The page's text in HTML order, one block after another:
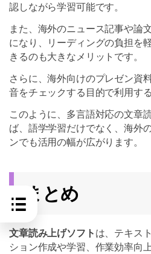
認しながら学習可能です。
また、海外のニュース記事や論
になり、リーディングの負担を
きるのも大きなメリットです。
さらに、海外向けのプレゼン資
音をチェックする目的で利用す
このように、多言語対応の文章
ば、語学学習だけでなく、海外
ンでも活用の幅が広がります。
まとめ
文章読み上げソフト は、テキス
ション作成や学習、作業効率向